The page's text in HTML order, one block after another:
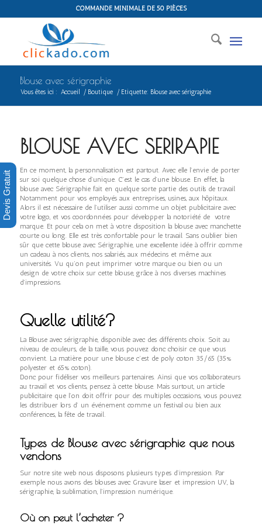
COMMANDE MINIMALE DE 50 PIÈCES
Blouse avec sérigraphie
Vous êtes ici : Accueil / Boutique / Etiquette: Blouse avec sérigraphie
BLOUSE AVEC SERIRAPIE
En ce moment, la personnalisation est partout. Avec elle l’envie de porter
sur soi quelque chose d’unique. C’est le cas d’une blouse. En effet, la
blouse avec Sérigraphie fait en quelque sorte partie des outils de travail.
Notamment pour vos employés aux entreprises, usines, aux hôpitaux.
Alors il est nécessaire de l’utiliser aussi comme un objet publicitaire avec
votre logo, et vos coordonnées pour développer la notoriété de votre
marque. Et pour cela on met à votre disposition la blouse avec manchette
courte ou long. Elle est très confortable pour le travail. Sans oublier bien
sûr que cette blouse avec Sérigraphie, une excellente idée à offrir comme
un cadeau à nos clients, nos salariés, aux médecins et même aux
universités. Vu qu’on peut imprimer votre marque ou bien ou un
design de votre choix sur cette blouse, grâce à nos diverses machines
d’impressions.
Quelle utilité?
La Blouse avec sérigraphie, disponible avec des différents choix. Soit au
niveau de couleurs, de la taille, vous pouvez donc choisir ce que vous
convient. La matière pour une blouse c’est de poly coton 35/65 (35%
polyester et 65% coton).
Donc pour fidéliser vos meilleurs partenaires. Ainsi que vos collaborateurs
au travail et vos clients, pensez à cette blouse. Mais surtout, un article
publicitaire que l’on doit offrir pour des multiples occasions, vous pouvez
les distribuer lors d’ un événement comme un festival ou bien aux
conférences, la fête de travail..
Types de Blouse avec sérigraphie que nous
vendons
Sur notre site web nous disposons plusieurs types d’impression. Par
exemple nous avons des blouses avec Gravure laser et impression UV, la
sérigraphie, la sublimation, l’impression numérique.
Où on peut l’acheter ?
Devis Gratuit